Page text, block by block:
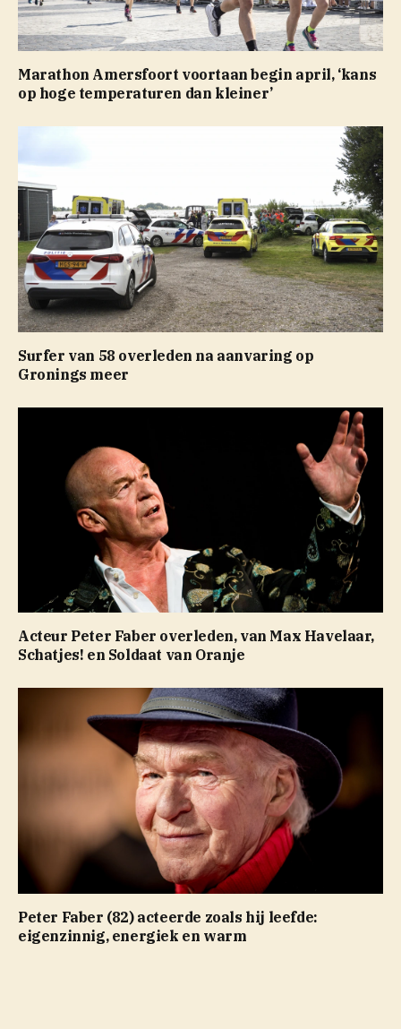
Marathon Amersfoort voortaan begin april, ‘kans
op hoge temperaturen dan kleiner’
Surfer van 58 overleden na aanvaring op
Gronings meer
Acteur Peter Faber overleden, van Max Havelaar,
Schatjes! en Soldaat van Oranje
Peter Faber (82) acteerde zoals hij leefde:
eigenzinnig, energiek en warm